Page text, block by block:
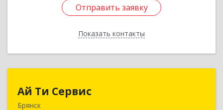
Отправить заявку
Показать контакты
Отправить заявку
Назад
Ай Ти Сервис
Брянск